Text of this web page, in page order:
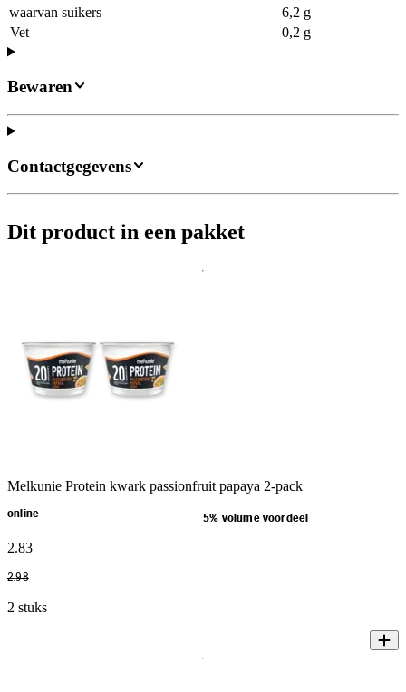
waarvan suikers
6,2 g
Vet
0,2 g
Bewaren
Contactgegevens
Dit product in een pakket
Melkunie Protein kwark passionfruit papaya 2-pack
online 5% volume voordeel
2.83
2.98
2 stuks